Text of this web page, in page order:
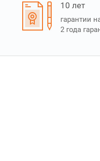
10 лет
гарантии
2 года